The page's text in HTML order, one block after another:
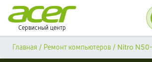
Сервисный центр
Главная / Ремонт компьютеров / Nitro